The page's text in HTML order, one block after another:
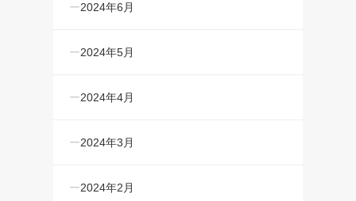
2024年6月
2024年5月
2024年4月
2024年3月
2024年2月